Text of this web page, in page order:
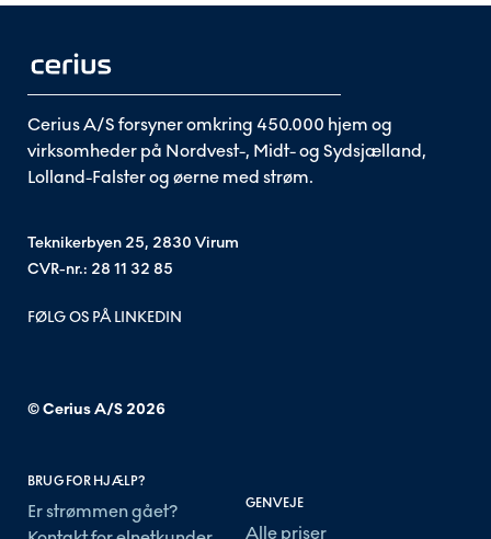
Cerius A/S forsyner omkring 450.000 hjem og
virksomheder på Nordvest-, Midt- og Sydsjælland,
Lolland-Falster og øerne med strøm.
Teknikerbyen 25, 2830 Virum
CVR-nr.: 28 11 32 85
FØLG OS PÅ LINKEDIN
© Cerius A/S 2026
BRUG FOR HJÆLP?
Er strømmen gået?
GENVEJE
Alle priser